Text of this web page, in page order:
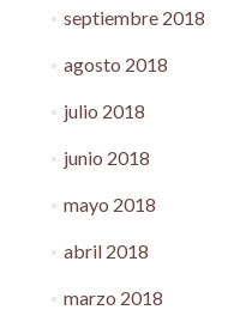
septiembre 2018
agosto 2018
julio 2018
junio 2018
mayo 2018
abril 2018
marzo 2018